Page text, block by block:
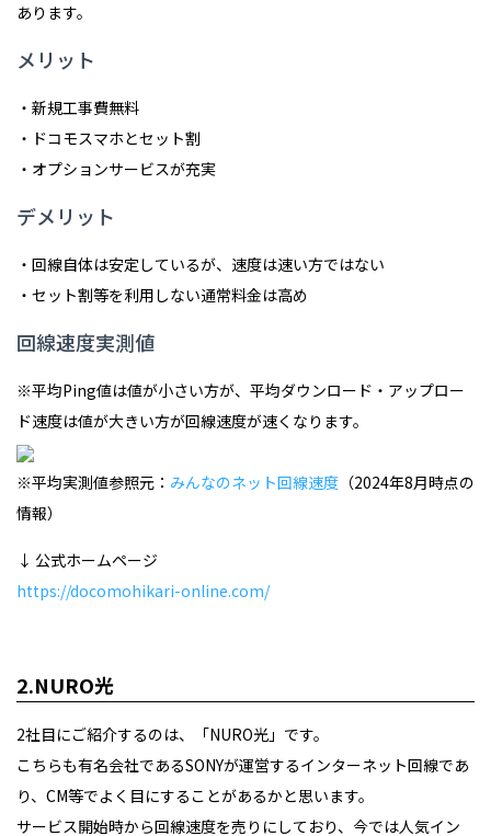
あります。
メリット
・新規工事費無料
・ドコモスマホとセット割
・オプションサービスが充実
デメリット
・回線自体は安定しているが、速度は速い方ではない
・セット割等を利用しない通常料金は高め
回線速度実測値
※平均Ping値は値が小さい方が、平均ダウンロード・アップロー
ド速度は値が大きい方が回線速度が速くなります。
※平均実測値参照元： みんなのネット回線速度 （2024年8月時点の
情報）
↓ 公式ホームページ
https://docomohikari-online.com/
2.NURO光
2社目にご紹介するのは、「NURO光」です。
こちらも有名会社であるSONYが運営するインターネット回線であ
り、CM等でよく目にすることがあるかと思います。
サービス開始時から回線速度を売りにしており、今では人気イン